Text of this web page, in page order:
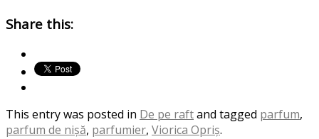
Share this:
This entry was posted in De pe raftand tagged parfum,
parfum de nișă, parfumier, Viorica Opriș.